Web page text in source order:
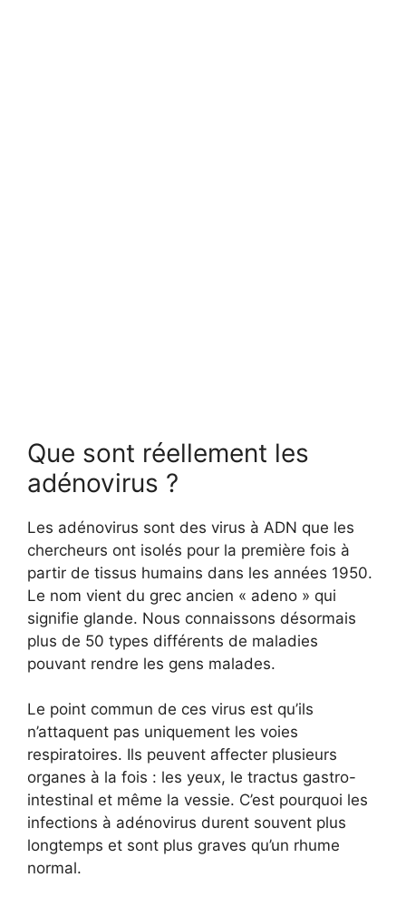
Que sont réellement les
adénovirus ?
Les adénovirus sont des virus à ADN que les
chercheurs ont isolés pour la première fois à
partir de tissus humains dans les années 1950.
Le nom vient du grec ancien « adeno » qui
signifie glande. Nous connaissons désormais
plus de 50 types différents de maladies
pouvant rendre les gens malades.
Le point commun de ces virus est qu’ils
n’attaquent pas uniquement les voies
respiratoires. Ils peuvent affecter plusieurs
organes à la fois : les yeux, le tractus gastro-
intestinal et même la vessie. C’est pourquoi les
infections à adénovirus durent souvent plus
longtemps et sont plus graves qu’un rhume
normal.